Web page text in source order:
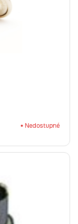
Nedostupné